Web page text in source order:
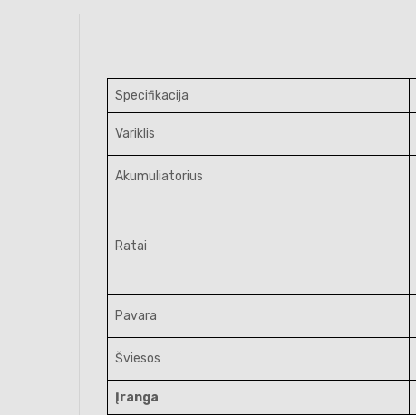
Specifikacija
Variklis
Akumuliatorius
Ratai
Pavara
Šviesos
Įranga